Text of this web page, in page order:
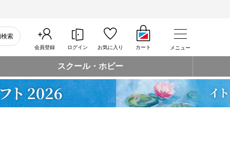
索
会員登録 ログイン お気に入り カート メニュー
スクール・ホビー